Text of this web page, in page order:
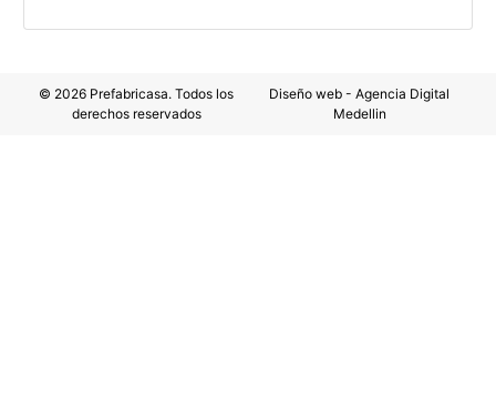
© 2026 Prefabricasa. Todos los
derechos reservados
Diseño web - Agencia Digital
Medellin